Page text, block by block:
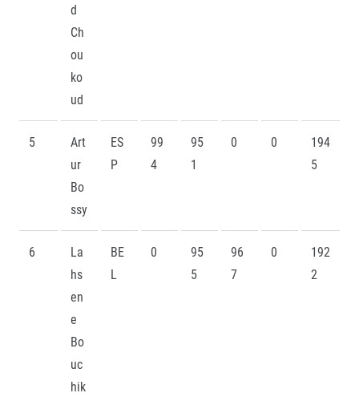
d
Ch
ou
ko
ud
5
Art
ur
Bo
ssy
ES
P
99
4
95
1
0 0
194
5
6
La
hs
en
e
Bo
uc
hik
BE
L
0
95
5
96
7
0
192
2